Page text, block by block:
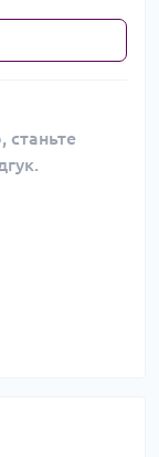
станьте